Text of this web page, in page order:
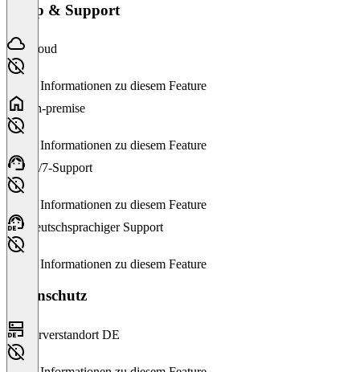
Setup & Support
Cloud
Keine Informationen zu diesem Feature
On-premise
Keine Informationen zu diesem Feature
24/7-Support
Keine Informationen zu diesem Feature
Deutschsprachiger Support
Keine Informationen zu diesem Feature
Datenschutz
Serverstandort DE